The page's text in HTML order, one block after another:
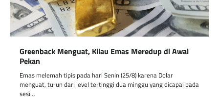
Greenback Menguat, Kilau Emas Meredup di Awal
Pekan
Emas melemah tipis pada hari Senin (25/8) karena Dolar
menguat, turun dari level tertinggi dua minggu yang dicapai pada
sesi…